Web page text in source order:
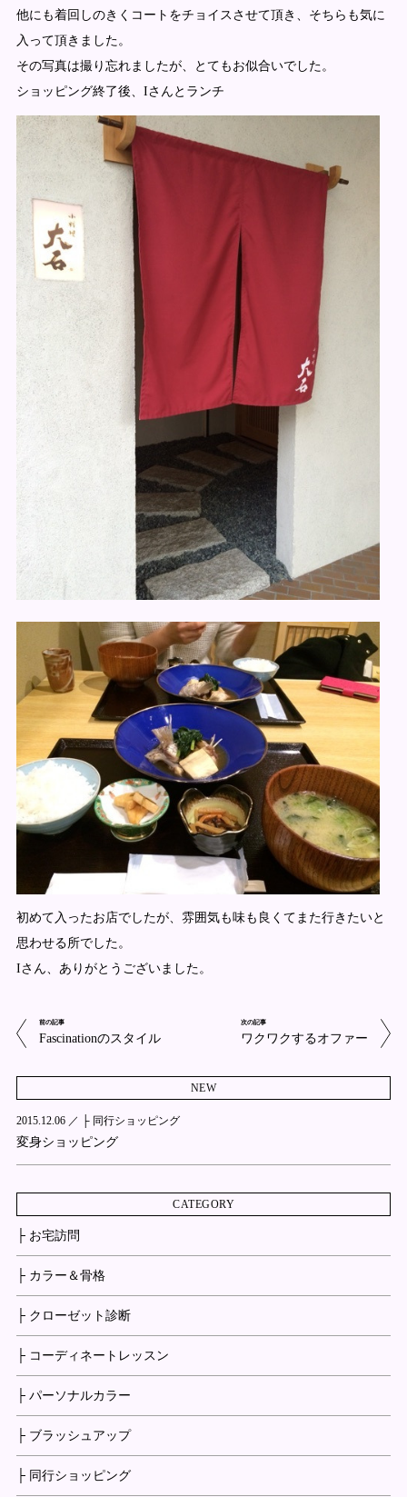
他にも着回しのきくコートをチョイスさせて頂き、そちらも気に
入って頂きました。
その写真は撮り忘れましたが、とてもお似合いでした。
ショッピング終了後、Iさんとランチ
初めて入ったお店でしたが、雰囲気も味も良くてまた行きたいと
思わせる所でした。
Iさん、ありがとうございました。
前の記事
Fascinationのスタイル
次の記事
ワクワクするオファー
NEW
2015.12.06 ／ ├ 同行ショッピング
変身ショッピング
CATEGORY
├ お宅訪問
├ カラー＆骨格
├ クローゼット診断
├ コーディネートレッスン
├ パーソナルカラー
├ ブラッシュアップ
├ 同行ショッピング